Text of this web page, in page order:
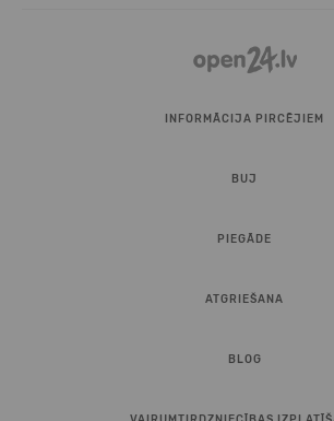
INFORMĀCIJA PIRCĒJIEM
BUJ
PIEGĀDE
ATGRIEŠANA
BLOG